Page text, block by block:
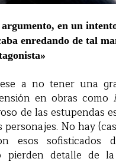
en un
enredando de tal
a no tener una
en obras como
de las estupendas
No hay
esos sofisticados
pierden detalle de